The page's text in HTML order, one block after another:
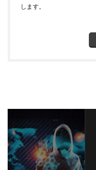
します。